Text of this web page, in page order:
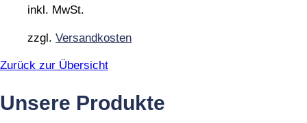
können
der
werden
inkl. MwSt.
zzgl. Versandkosten
Zurück zur Übersicht
Unsere Produkte